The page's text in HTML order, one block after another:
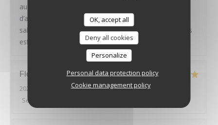
OK, accept all
Deny all cookies
Personalize
Personal data protection policy
Cookie management policy
au dessous de standard. Le croustillant d’épaule
d’agneau n’avait pas de goût du tout et la sauce trop
salée. Aubergine faite sans aucun travail. Je me doutais
est-ce que c’est le même chef de l’année dernière.
Florian
2026-08-01
- 20:45 - Guests 2
Service